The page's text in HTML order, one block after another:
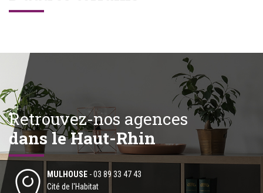
Retrouvez-nos agences
dans le Haut-Rhin
MULHOUSE -03 89 33 47 43
Cité de l'Habitat